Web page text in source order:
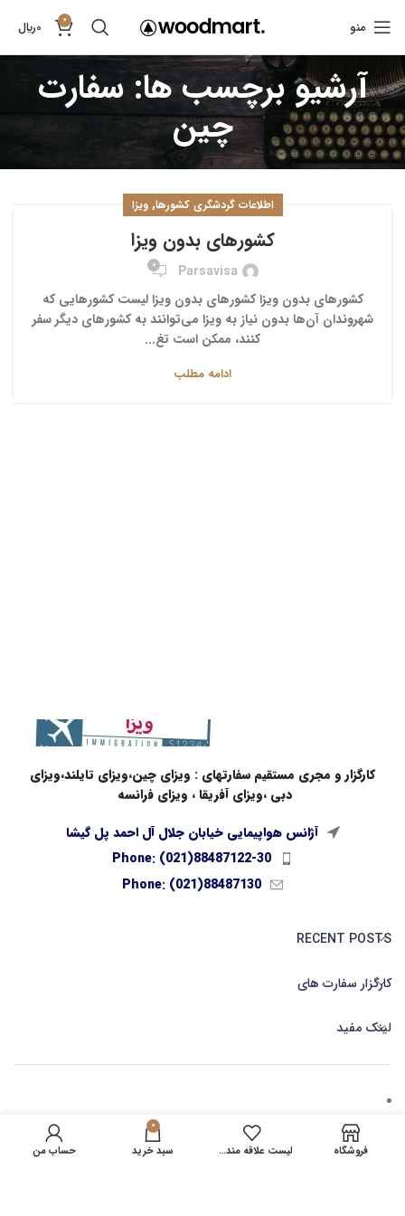
منو 0
0﷼
آرشیو برچسب ها: سفارت
چین
اطلاعات گردشگری کشورها,ویزا
کشورهای بدون ویزا
Parsavisa
0
کشورهای بدون ویزا کشورهای بدون ویزا لیست کشورهایی که
شهروندان آن‌ها بدون نیاز به ویزا می‌توانند به کشورهای دیگر سفر
کنند، ممکن است تغ...
ادامه مطلب
کارگزار و مجری مستقیم سفارتهای : ویزای چین،ویزای تایلند،ویزای
دبی ،ویزای آفریقا ، ویزای فرانسه
آژانس هواپیمایی خیابان جلال آل احمد پل گیشا
Phone: (021)88487122-30
Phone: (021)88487130
RECENT POSTS
کارگزار سفارت های
لینک مفید
کارگزاری صدور بلیط آنلاین
فروشگاه لیست علاقه مندی ها
0
سبد خرید حساب من